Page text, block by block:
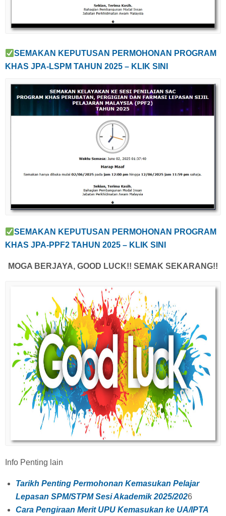
SEMAKAN KEPUTUSAN PERMOHONAN PROGRAM
KHAS JPA-LSPM TAHUN 2025 – KLIK SINI
SEMAKAN KEPUTUSAN PERMOHONAN PROGRAM
KHAS JPA-PPF2 TAHUN 2025 – KLIK SINI
MOGA BERJAYA, GOOD LUCK!! SEMAK SEKARANG!!
Info Penting lain
Tarikh Penting Permohonan Kemasukan Pelajar
Lepasan SPM/STPM Sesi Akademik 2025/2026
Cara Pengiraan Merit UPU Kemasukan ke UA/IPTA